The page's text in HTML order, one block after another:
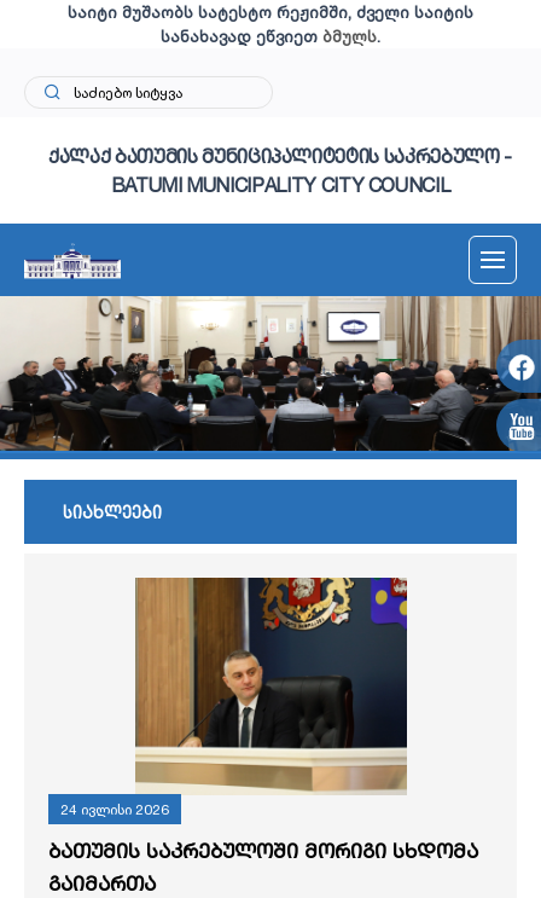
საიტი მუშაობს სატესტო რეჟიმში, ძველი საიტის
სანახავად ეწვიეთ ბმულს.
ქალაქ ბათუმის მუნიციპალიტეტის საკრებულო -
BATUMI MUNICIPALITY CITY COUNCIL
სიახლეები
24 ივლისი 2026
ბათუმის საკრებულოში მორიგი სხდომა
გაიმართა